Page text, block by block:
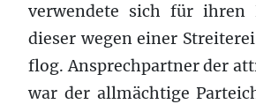
verwendete sich für ihren
dieser wegen einer
flog. Ansprechpartner der
war der allmächtige